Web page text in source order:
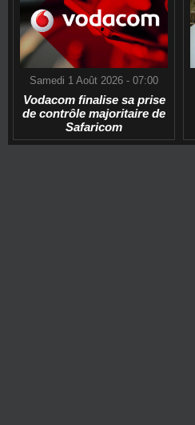
Samedi 1 Août 2026 - 07:00
Vodacom finalise sa prise
de contrôle majoritaire de
Safaricom